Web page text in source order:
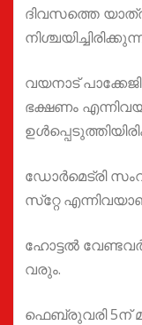
ദിവസത്തെ
വയനാട്
ഭക്ഷണം
ഡോര്‍മെട്രി
സ്‌റ്റേ
ഹോട്ടല്‍
വരും.
ഫെബ്രുവരി 5ന്